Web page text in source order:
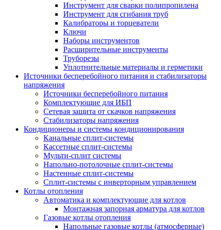
Инструмент для сварки полипропилена
Инструмент для сгибания труб
Калибраторы и торцеватели
Ключи
Наборы инструментов
Расширительные инструменты
Труборезы
Уплотнительные материалы и герметики
Источники бесперебойного питания и стабилизаторы
напряжения
Источники бесперебойного питания
Комплектующие для ИБП
Сетевая защита от скачков напряжения
Стабилизаторы напряжения
Кондиционеры и системы кондиционирования
Канальные сплит-системы
Кассетные сплит-системы
Мульти-сплит системы
Напольно-потолочные сплит-системы
Настенные сплит-системы
Сплит-системы с инверторным управлением
Котлы отопления
Автоматика и комплектующие для котлов
Монтажная запорная арматура для котлов
Газовые котлы отопления
Напольные газовые котлы (атмосферные)